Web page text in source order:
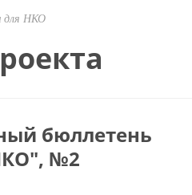
для НКО
бюллетень
№2